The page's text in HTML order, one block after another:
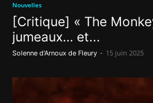
Nouvelles
[Critique] « The
jumeaux… et...
Solenne d'Arnoux de Fleury - 15 juin 2025